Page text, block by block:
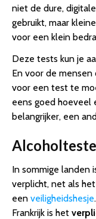
niet de dure,
gebruikt, maar
voor een klein
Deze tests kun je
En voor de
voor een test te
eens goed hoeveel
belangrijker, een
In sommige landen
verplicht, net als
een veiligheidshesje
Frankrijk is het